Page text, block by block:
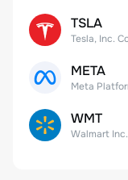
TSLA
META
WMT
Walmart Inc.